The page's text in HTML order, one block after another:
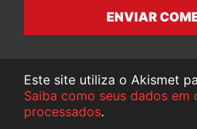
ENVIAR
Este site utiliza o Akismet
Saiba como seus dados em
processados.